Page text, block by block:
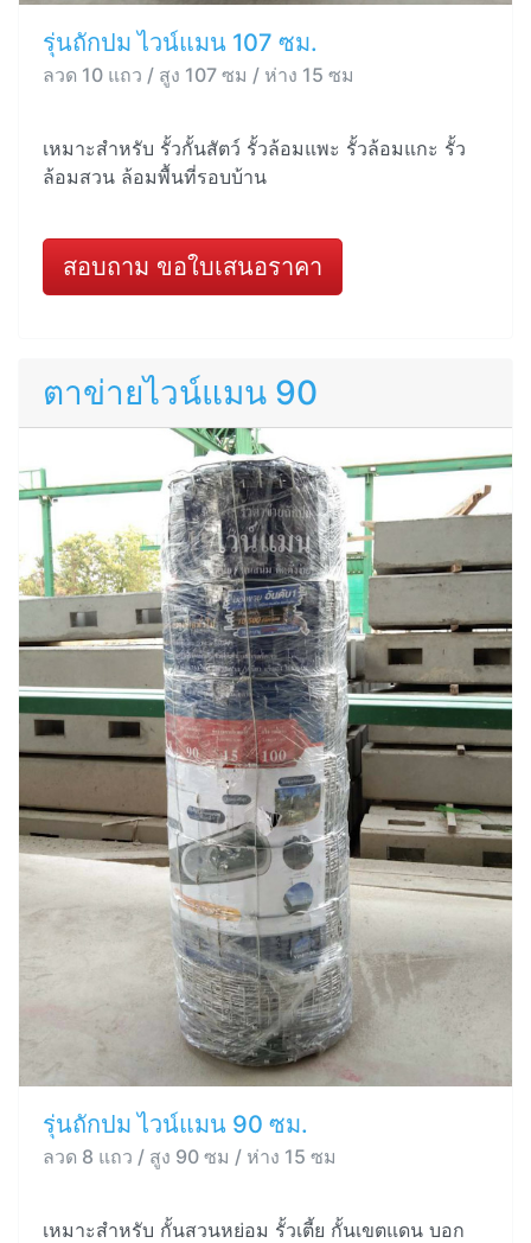
รุ่นถักปม ไวน์แมน 107 ซม.
ลวด 10 แถว / สูง 107 ซม / ห่าง 15 ซม
เหมาะสำหรับ รั้วกั้นสัตว์ รั้วล้อมแพะ รั้วล้อมแกะ รั้ว
ล้อมสวน ล้อมพื้นที่รอบบ้าน
สอบถาม ขอใบเสนอราคา
ตาข่ายไวน์แมน 90
รุ่นถักปม ไวน์แมน 90 ซม.
ลวด 8 แถว / สูง 90 ซม / ห่าง 15 ซม
เหมาะสำหรับ กั้นสวนหย่อม รั้วเตี้ย กั้นเขตแดน บอก